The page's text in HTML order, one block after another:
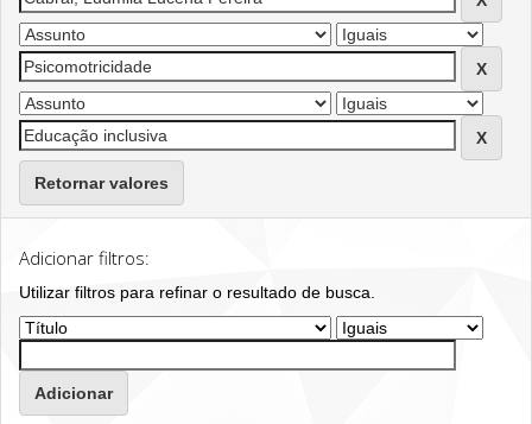
Retornar valores
Adicionar filtros:
Utilizar filtros para refinar o resultado de busca.